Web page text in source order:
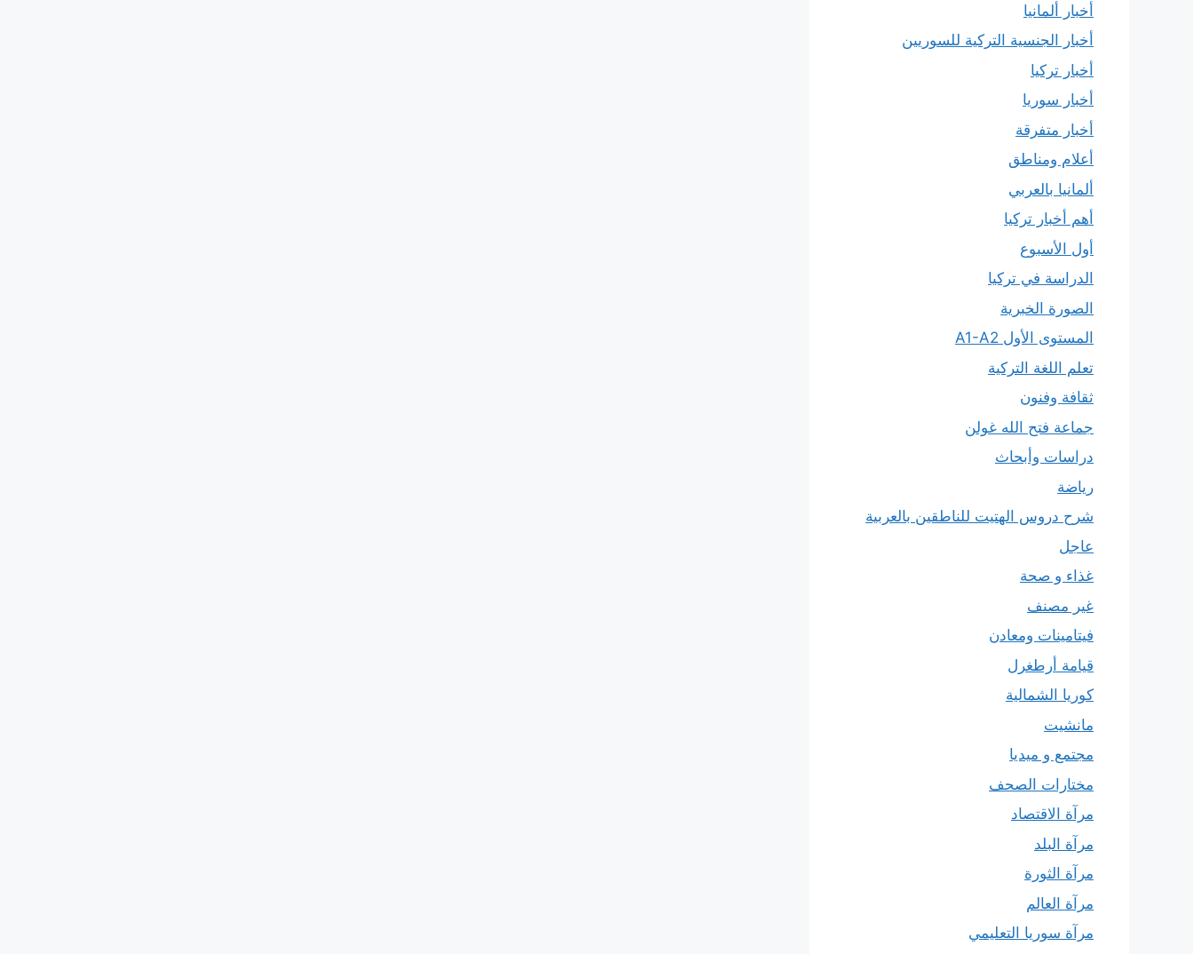
أخبار ألمانيا
أخبار الجنسية التركية للسوريين
أخبار تركيا
أخبار سوريا
أخبار متفرقة
أعلام ومناطق
ألمانيا بالعربي
أهم أخبار تركيا
أول الأسبوع
الدراسة في تركيا
الصورة الخبرية
المستوى الأول A1-A2
تعلم اللغة التركية
ثقافة وفنون
جماعة فتح الله غولن
دراسات وأبحاث
رياضة
شرح دروس الهتيت للناطقين بالعربية
عاجل
غذاء و صحة
غير مصنف
فيتامينات ومعادن
قيامة أرطغرل
كوريا الشمالية
مانشيت
مجتمع و ميديا
مختارات الصحف
مرآة الاقتصاد
مرآة البلد
مرآة الثورة
مرآة العالم
مرآة سوريا التعليمي